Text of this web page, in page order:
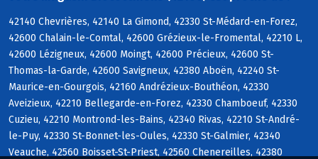
42140 Chevrières, 42140 La Gimond, 42330 St-Médard-en-Forez,
42600 Chalain-le-Comtal, 42600 Grézieux-le-Fromental, 42210 L,
42600 Lézigneux, 42600 Moingt, 42600 Précieux, 42600 St-
Thomas-la-Garde, 42600 Savigneux, 42380 Aboën, 42240 St-
Maurice-en-Gourgois, 42160 Andrézieux-Bouthéon, 42330
Aveizieux, 42210 Bellegarde-en-Forez, 42330 Chamboeuf, 42330
Cuzieu, 42210 Montrond-les-Bains, 42340 Rivas, 42210 St-André-
le-Puy, 42330 St-Bonnet-les-Oules, 42330 St-Galmier, 42340
Veauche, 42560 Boisset-St-Priest, 42560 Chenereilles, 42380